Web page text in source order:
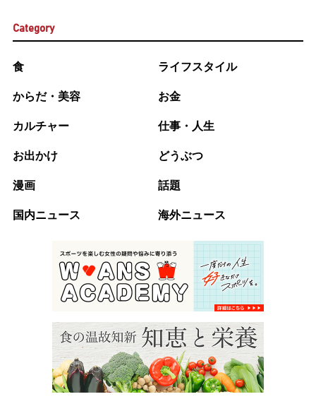
Category
食 ライフスタイル
からだ・美容 お金
カルチャー 仕事・人生
お出かけ どうぶつ
漫画 話題
国内ニュース 海外ニュース